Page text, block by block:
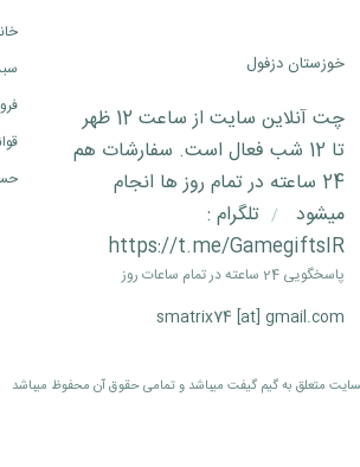
خوزستان دزفول
چت آنلاین سایت از ساعت 12 ظهر
تا 12 شب فعال است. سفارشات هم
24 ساعته در تمام روز ها انجام
میشود
/ تلگرام :
https://t.me/GamegiftsIR
پاسخگویی 24 ساعته در تمام ساعات روز
smatrix74 [at] gmail.com
متعلق به گیم گیفت ميباشد و تمامی حقوق آن محفوظ ميباشد